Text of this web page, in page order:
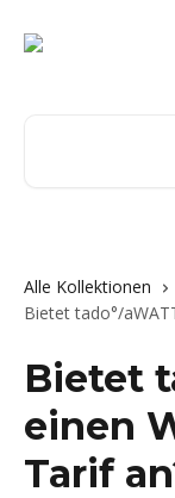
Alle Kollektionen
Bietet tado°/
Bietet
einen
Tarif